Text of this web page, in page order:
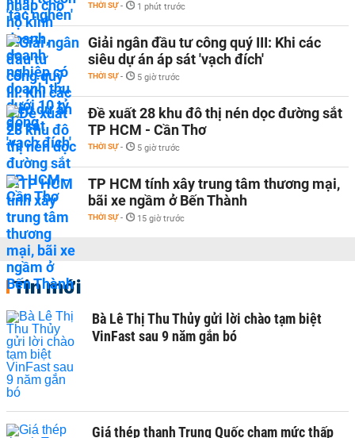
THỜI SỰ - 1 phút trước
Giải ngân đầu tư công quý III: Khi các
siêu dự án áp sát 'vạch đích'
THỜI SỰ - 5 giờ trước
Đề xuất 28 khu đô thị nén dọc đường sắt
TP HCM - Cần Thơ
THỜI SỰ - 5 giờ trước
TP HCM tính xây trung tâm thương mại,
bãi xe ngầm ở Bến Thành
THỜI SỰ - 15 giờ trước
Tin mới
Bà Lê Thị Thu Thủy gửi lời chào tạm biệt
VinFast sau 9 năm gắn bó
Giá thép thanh Trung Quốc chạm mức thấp